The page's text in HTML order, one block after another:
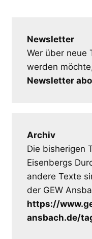
Newsletter
Wer über neue
werden
Newsletter
Archiv
Die bisherigen
Eisenbergs
andere Texte
der GEW
https://
ansbach.de/